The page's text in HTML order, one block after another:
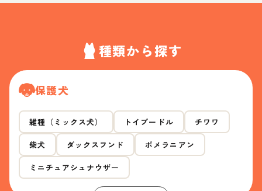
種類から探す
保護犬
雑種（ミックス犬） トイプードル チワワ
柴犬 ダックスフンド ポメラニアン
ミニチュアシュナウザー